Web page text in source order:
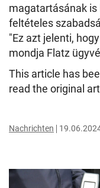
magatartásának
feltételes
"Ez azt jelenti,
mondja Flatz
This article has
read the original
Nachrichten